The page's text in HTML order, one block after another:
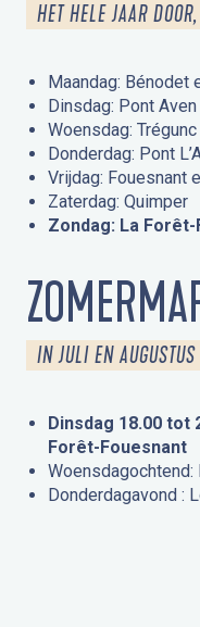
HET HELE JAAR
Maandag: Bénodet
Dinsdag: Pont Aven
Woensdag: Trégunc
Donderdag: Pont
Vrijdag: Fouesnant
Zaterdag: Quimper
Zondag: La
IN JULI EN AUGUSTUS
Dinsdag 18.00 tot
Forêt-Fouesnant
Donderdagavond :